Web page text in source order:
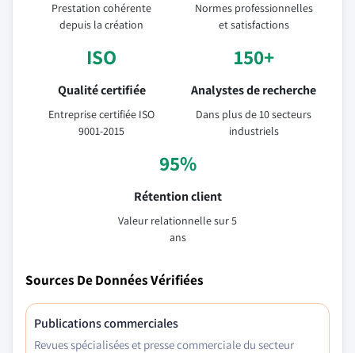
Prestation cohérente
depuis la création
Normes professionnelles
et satisfactions
ISO
Qualité certifiée
Entreprise certifiée ISO
9001-2015
150+
Analystes de recherche
Dans plus de 10 secteurs
industriels
95%
Rétention client
Valeur relationnelle sur 5
ans
Sources De Données Vérifiées
Publications commerciales
Revues spécialisées et presse commerciale du secteur